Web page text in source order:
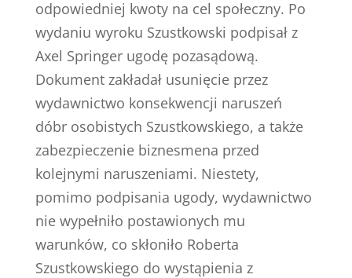
odpowiedniej kwoty na cel społeczny. Po
wydaniu wyroku Szustkowski podpisał z
Axel Springer ugodę pozasądową.
Dokument zakładał usunięcie przez
wydawnictwo konsekwencji naruszeń
dóbr osobistych Szustkowskiego, a także
zabezpieczenie biznesmena przed
kolejnymi naruszeniami. Niestety,
pomimo podpisania ugody, wydawnictwo
nie wypełniło postawionych mu
warunków, co skłoniło Roberta
Szustkowskiego do wystąpienia z